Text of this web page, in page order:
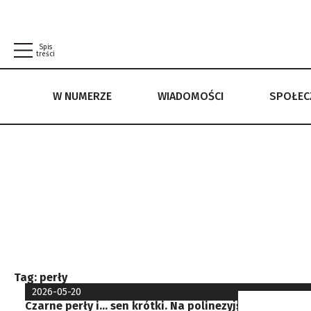
Spis
treści
W NUMERZE WIADOMOŚCI
W NUMERZE WIADOMOŚCI SPOŁECZEŃSTWO
Tag: perły
2026-05-20
Czarne perły i… sen krótki. Na polinezyjskich wodach